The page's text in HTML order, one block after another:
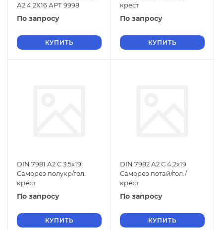
А2 4,2X16 АРТ 9998
По запросу
КУПИТЬ
крест
По запросу
КУПИТЬ
DIN 7981 А2 C 3,5х19
Саморез полукр/гол.
крест
По запросу
КУПИТЬ
DIN 7982 А2 С 4,2х19
Саморез потай/гол./
крест
По запросу
КУПИТЬ